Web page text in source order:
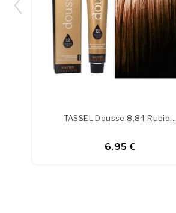
TASSEL Dousse 8,84 Rubio...
6,95 €